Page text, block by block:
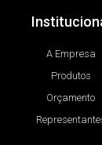
A Empresa
Produtos
Orçamento